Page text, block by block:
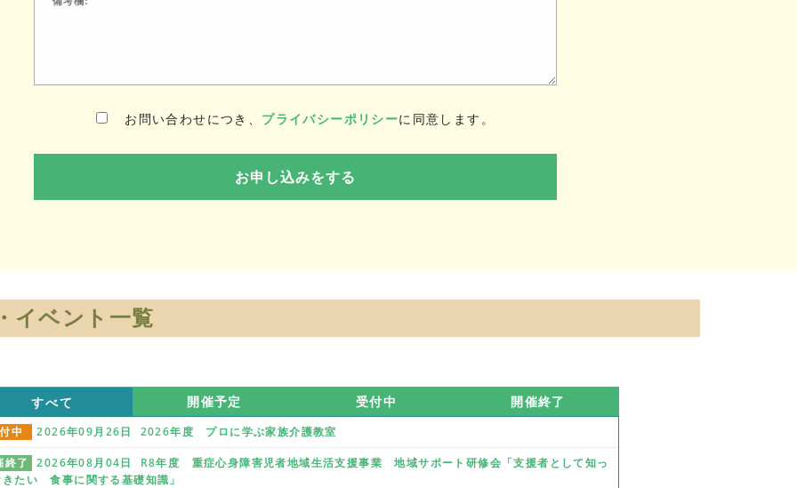
お問い合わせにつき、 プライバシーポリシーに同意します。
イベント一覧
すべて 開催予定 受付中 開催終了
中 2026年09月26日 2026年度 プロに学ぶ家族介護教室
終了
2026年08月04日 R8年度 重症心身障害児者地域生活支援事業 地域サポート研修会「支援者として知っ
きたい 食事に関する基礎知識」